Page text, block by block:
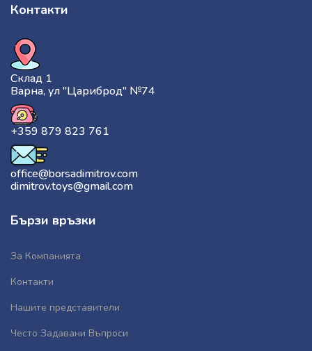
Контакти
Склад 1
Варна, ул "Цариброд" №74
+359 879 823 761
office@borsadimitrov.com
dimitrov.toys@gmail.com
Бързи връзки
За Компанията
Контакти
Нашите представители
Често Задавани Въпроси